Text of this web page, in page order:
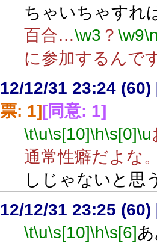
ちゃいちゃすれ
百合…\w3 ？ \w9
に参加するんで
12/12/31 23:24 (60)
票: 1][同意: 1]
\t\u\s[10]\h\s[0]\u
通常性癖だよな
しじゃないと思
12/12/31 23:25 (60)
\t\u\s[10]\h\s[6]